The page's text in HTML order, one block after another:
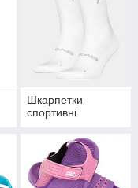
Шкарпетки
спортивні